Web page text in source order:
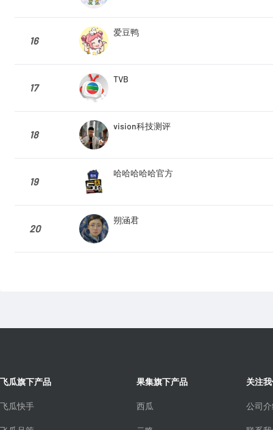
16
爱豆鸭
17
TVB
18
vision科技测评
19
哈哈哈哈哈官方
20
朔涵君
飞瓜旗下产品
飞瓜快手
果集旗下产品
西瓜
关注
公司